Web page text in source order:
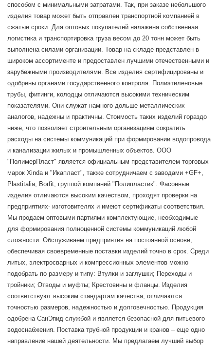
способом с минимальными затратами. Так, при заказе небольшого
изделия товар может быть отправлен транспортной компанией в
сжатые сроки. Для оптовых покупателей налажена собственная
логистика и транспортировка груза весом до 20 тонн может быть
выполнена силами организации. Товар на складе представлен в
широком ассортименте и предоставлен лучшими отечественными и
зарубежными производителями. Все изделия сертифицированы и
одобрены органами государственного контроля. Полиэтиленовые
трубы, фитинги, колодцы отличаются высокими техническим
показателями. Они служат намного дольше металлических
аналогов, надежны и практичны. Стоимость таких изделий гораздо
ниже, что позволяет строительным организациям сократить
расходы на системы коммуникаций при формировании водопровода
и канализации жилых и промышленных объектов. ООО
"ПолимерПласт" является официальным представителем торговых
марок Xinda и "Икапласт", также сотрудничаем с заводами +GF+,
Plastitalia, Borfit, группой компаний "Полипластик". Фасонные
изделия отличаются высоким качеством, проходят проверки на
предприятиях- изготовителях и имеют сертификаты соответствия.
Мы продаем оптовыми партиями комплектующие, необходимые
для формирования полноценной системы коммуникаций любой
сложности. Обслуживаем предприятия на постоянной основе,
обеспечивая своевременные поставки изделий точно в срок. Среди
литых, электросварных и компрессионных элементов можно
подобрать по размеру и типу: Втулки и заглушки; Переходы и
тройники; Отводы и муфты; Крестовины и фланцы. Изделия
соответствуют высоким стандартам качества, отличаются
точностью размеров, надежностью и долговечностью. Продукция
одобрена СанЭпид службой и является безопасной для питьевого
водоснабжения. Поставка трубной продукции и кранов – еще одно
направление нашей деятельности. Мы предлагаем лучший выбор